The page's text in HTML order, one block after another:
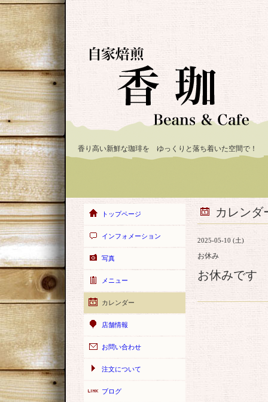
香り高い新鮮な珈琲を ゆっくりと落ち着いた空間で！
カレンダ
2025-05-10 (土)
お休み
お休みです
トップページ
インフォメーション
写真
メニュー
カレンダー
店舗情報
お問い合わせ
注文について
ブログ